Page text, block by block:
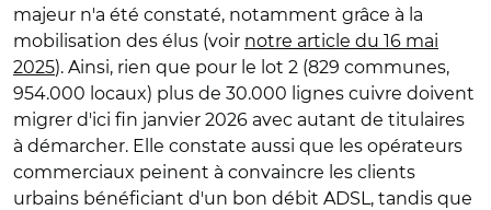
majeur n'a été constaté, notamment grâce à la
mobilisation des élus (voir notre article du 16 mai
2025). Ainsi, rien que pour le lot 2 (829 communes,
954.000 locaux) plus de 30.000 lignes cuivre doivent
migrer d'ici fin janvier 2026 avec autant de titulaires
à démarcher. Elle constate aussi que les opérateurs
commerciaux peinent à convaincre les clients
urbains bénéficiant d'un bon débit ADSL, tandis que